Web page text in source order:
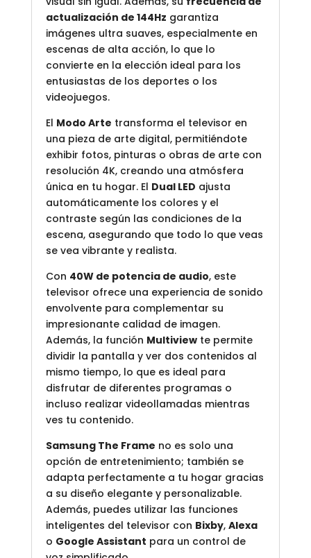
actualización de 144Hz garantiza
imágenes ultra suaves, especialmente en
escenas de alta acción, lo que lo
convierte en la elección ideal para los
entusiastas de los deportes o los
videojuegos.
El Modo Arte transforma el televisor en
una pieza de arte digital, permitiéndote
exhibir fotos, pinturas o obras de arte con
resolución 4K, creando una atmósfera
única en tu hogar. El Dual LED ajusta
automáticamente los colores y el
contraste según las condiciones de la
escena, asegurando que todo lo que veas
se vea vibrante y realista.
Con 40W de potencia de audio, este
televisor ofrece una experiencia de sonido
envolvente para complementar su
impresionante calidad de imagen.
Además, la función Multiviewte permite
dividir la pantalla y ver dos contenidos al
mismo tiempo, lo que es ideal para
disfrutar de diferentes programas o
incluso realizar videollamadas mientras
ves tu contenido.
Samsung The Frame no es solo una
opción de entretenimiento; también se
adapta perfectamente a tu hogar gracias
a su diseño elegante y personalizable.
Además, puedes utilizar las funciones
inteligentes del televisor con Bixby, Alexa
o Google Assistant para un control de